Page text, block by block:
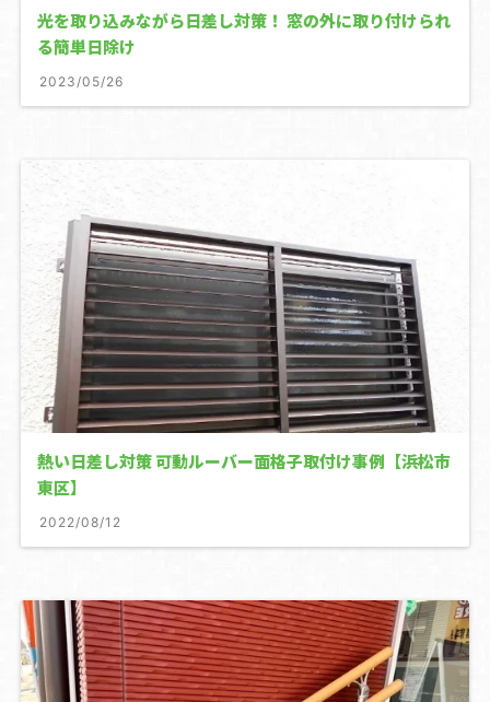
光を取り込みながら日差し対策！ 窓の外に取り付けられ
る簡単日除け
2023/05/26
熱い日差し対策 可動ルーバー面格子取付け事例【浜松市
東区】
2022/08/12